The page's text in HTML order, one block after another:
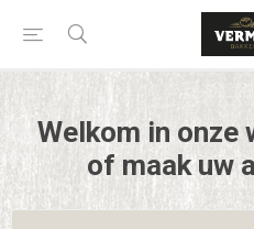
Welkom in onze
of maak uw